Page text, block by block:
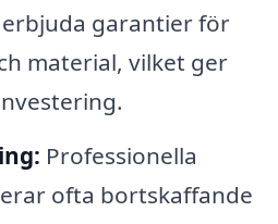
garantier för
material, vilket ger
Professionella
ofta bortskaffande